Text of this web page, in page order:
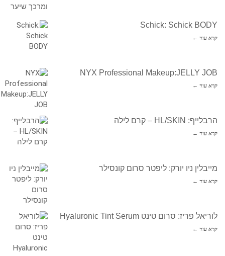
Schick: Schick BODY
קרא עוד ←
NYX Professional Makeup:JELLY JOB
קרא עוד ←
הרבלייף: HL/SKIN – קרם לילה
קרא עוד ←
מייבלין ניו יורק: ליפטר סרום קונסילר
קרא עוד ←
לוריאל פריז: סרום טינט Hyaluronic Tint Serum
קרא עוד ←